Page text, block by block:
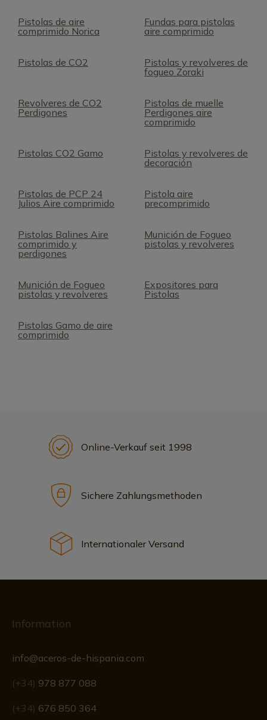
Pistolas de aire
comprimido Norica
Fundas para pistolas
aire comprimido
Pistolas de CO2
Pistolas y revolveres de
fogueo Zoraki
Revolveres de CO2
Perdigones
Pistolas de muelle
Perdigones aire
comprimido
Pistolas CO2 Gamo
Pistolas y revolveres de
decoración
Pistolas de PCP 24
Julios Aire comprimido
Pistola aire
precomprimido
Pistolas Balines Aire
comprimido y
perdigones
Munición de Fogueo
pistolas y revolveres
Munición de Fogueo
pistolas y revolveres
Expositores para
Pistolas
Pistolas Gamo de aire
comprimido
Online-Verkauf seit 1998
Sichere Zahlungsmethoden
Internationaler Versand
Information
info@aceros-de-hispania.com
(+34) 978 877 088
(+34) 676 850 364